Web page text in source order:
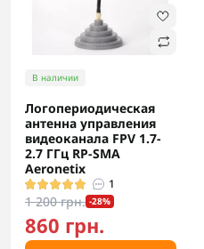
В наличии
Логопериодическая
антенна управления
видеоканала FPV 1.7-
2.7 ГГц RP-SMA
Aeronetix
1
1 200 грн. -28%
860 грн.